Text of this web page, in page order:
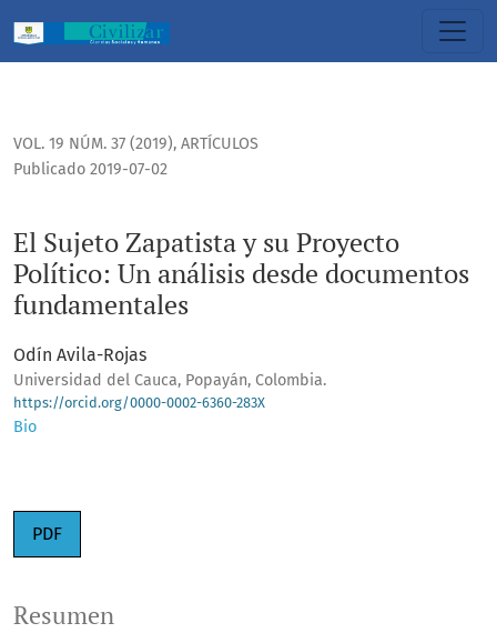
VOL. 19 NÚM. 37 (2019), ARTÍCULOS
El Sujeto Zapatista y su Proyecto
Político: Un análisis desde documentos
fundamentales
Publicado 2019-07-02
Odín Avila-Rojas
Universidad del Cauca, Popayán, Colombia.
https://orcid.org/0000-0002-6360-283X
Bio
PDF
Resumen